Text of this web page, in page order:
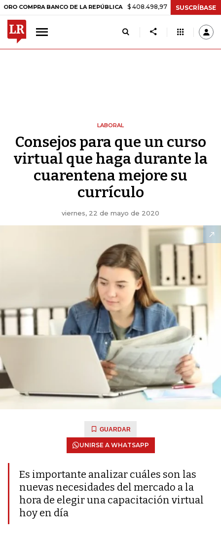
BANCO DE LA REPÚBLICA $ 408.498,97 +$ 8.753,81 +2,19%
SUSCRÍBASE
LABORAL
Consejos para que un curso
virtual que haga durante la
cuarentena mejore su
currículo
viernes, 22 de mayo de 2020
GUARDAR
UNIRSE A WHATSAPP
Es importante analizar cuáles son las
nuevas necesidades del mercado a la
hora de elegir una capacitación virtual
hoy en día